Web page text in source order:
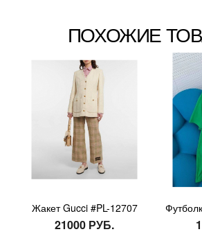
ПОХОЖИЕ
Жакет Gucci #PL-12707
21000 РУБ.